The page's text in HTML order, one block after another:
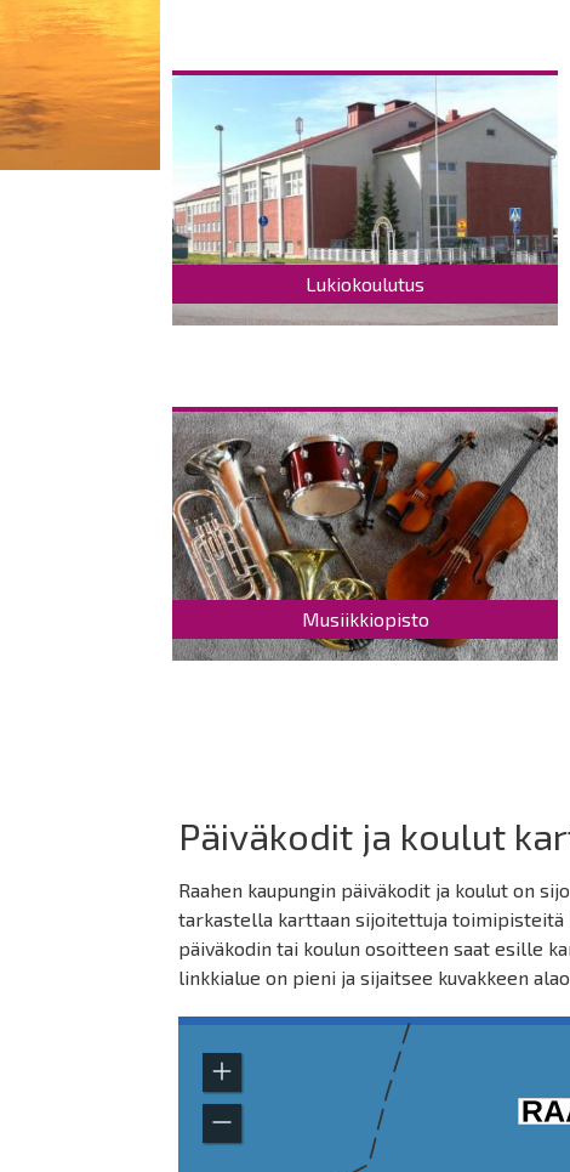
Lukiokoulutus
Musiikkiopisto
Päiväkodit ja koulut
Raahen kaupungin päiväkodit ja koulut on
tarkastella karttaan sijoitettuja toimipisteitä
päiväkodin tai koulun osoitteen saat esille
linkkialue on pieni ja sijaitsee kuvakkeen